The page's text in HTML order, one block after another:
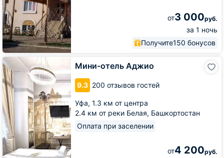
от3 000руб.
за 1 ночь
Получите150 бонусов
Мини-отель Аджио
9.3 200 отзывов гостей
Уфа, 1.3 км от центра
2.4 км от реки Белая, Башкортостан
Оплата при заселении
от4 200руб.
Мини-
отель
Аджио